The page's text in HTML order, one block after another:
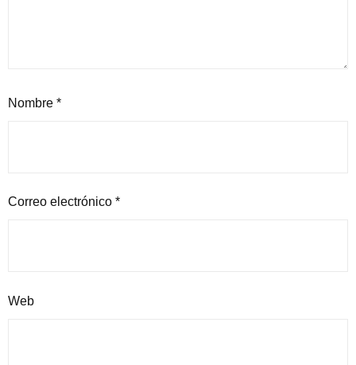
Nombre *
Correo electrónico *
Web